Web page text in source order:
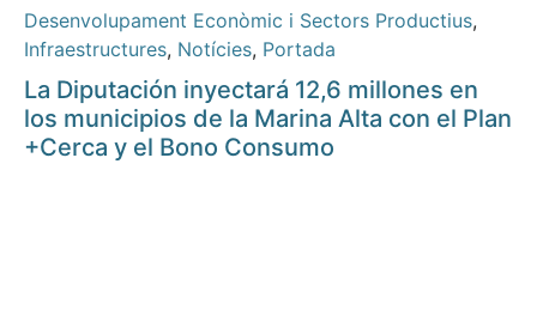
Desenvolupament Econòmic i Sectors Productius,
Infraestructures, Notícies, Portada
La Diputación inyectará 12,6 millones en
los municipios de la Marina Alta con el Plan
+Cerca y el Bono Consumo